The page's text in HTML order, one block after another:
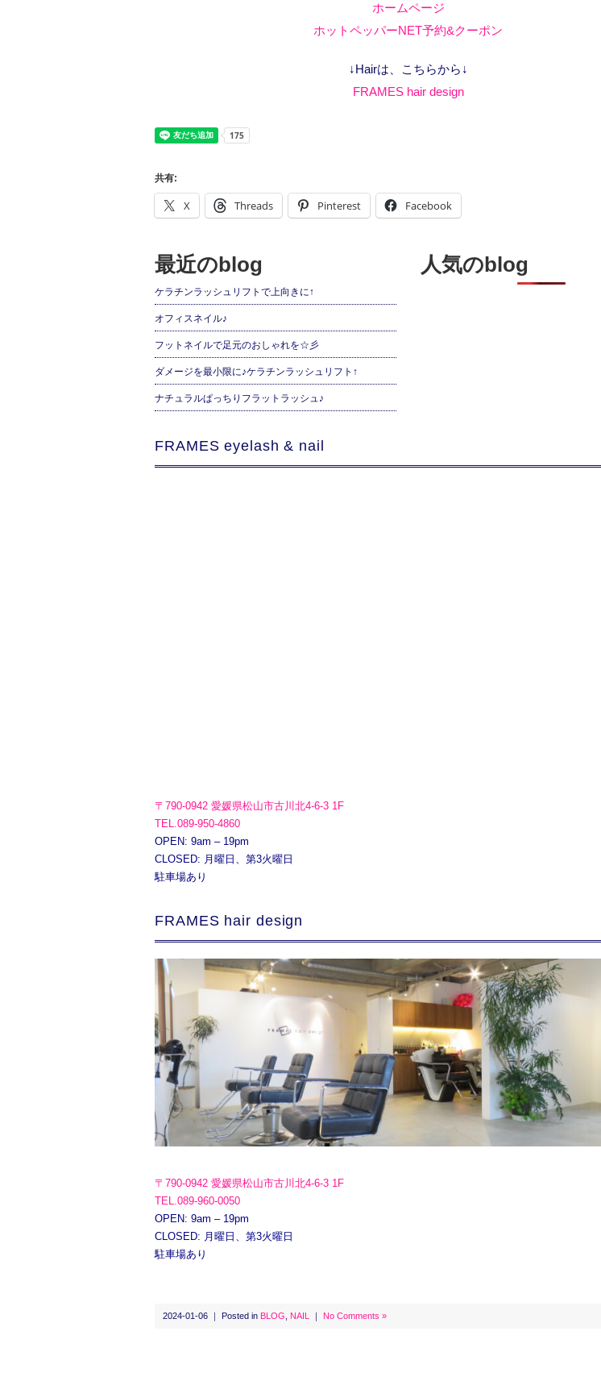
ホームページ
ホットペッパーNET予約&クーポン
↓Hairは、こちらから↓
FRAMES hair design
共有:
X Threads Pinterest Facebook
最近のblog
ケラチンラッシュリフトで上向きに↑
オフィスネイル♪
フットネイルで足元のおしゃれを☆彡
ダメージを最小限に♪ケラチンラッシュリフト↑
ナチュラルぱっちりフラットラッシュ♪
人気のblog
FRAMES eyelash & nail
〒790-0942 愛媛県松山市古川北4-6-3 1F
TEL.089-950-4860
OPEN: 9am – 19pm
CLOSED: 月曜日、第3火曜日
駐車場あり
FRAMES hair design
〒790-0942 愛媛県松山市古川北4-6-3 1F
TEL.089-960-0050
OPEN: 9am – 19pm
CLOSED: 月曜日、第3火曜日
駐車場あり
2024-01-06 ｜ Posted in BLOG NAIL ｜ No Comments »